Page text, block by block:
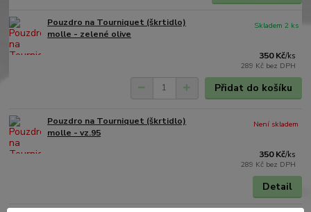
Pouzdro na Tourniquet (škrtidlo)
molle - zelené olive
350 Kč/ks
289 Kč bez DPH
Skladem 2 ks
Přidat do košíku
Pouzdro na Tourniquet (škrtidlo)
molle - vz.95
350 Kč/ks
289 Kč bez DPH
Není skladem
Detail